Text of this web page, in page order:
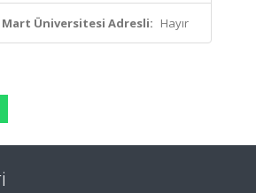
Mart Üniversitesi Adresli: Hayır